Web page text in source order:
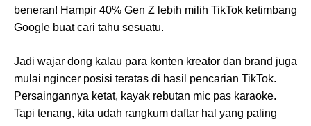
beneran! Hampir 40% Gen Z lebih milih TikTok ketimbang
Google buat cari tahu sesuatu.
Jadi wajar dong kalau para konten kreator dan brand juga
mulai ngincer posisi teratas di hasil pencarian TikTok.
Persaingannya ketat, kayak rebutan mic pas karaoke.
Tapi tenang, kita udah rangkum daftar hal yang paling